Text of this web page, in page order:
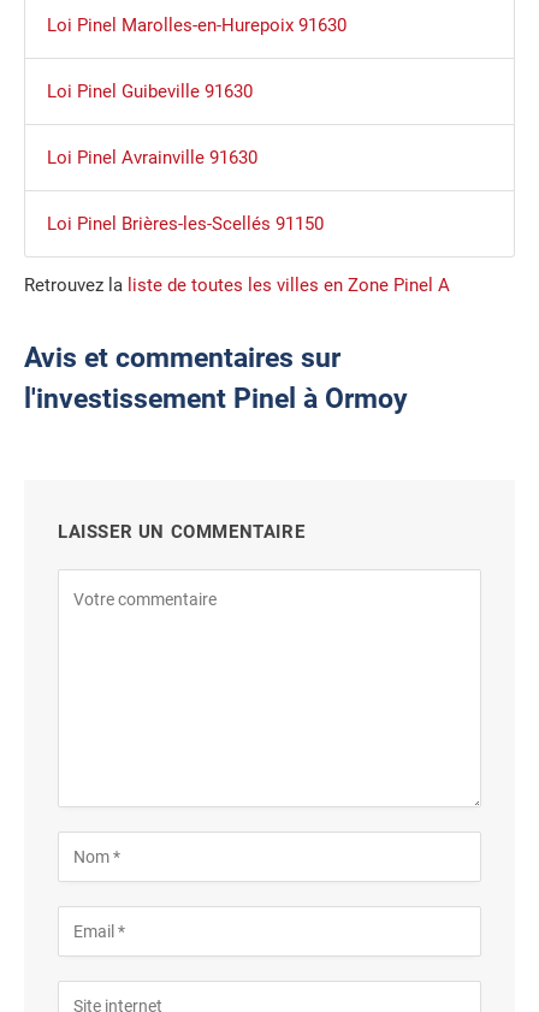
Loi Pinel Marolles-en-Hurepoix 91630
Loi Pinel Guibeville 91630
Loi Pinel Avrainville 91630
Loi Pinel Brières-les-Scellés 91150
Retrouvez la liste de toutes les villes en Zone Pinel A
Avis et commentaires sur
l'investissement Pinel à Ormoy
LAISSER UN COMMENTAIRE